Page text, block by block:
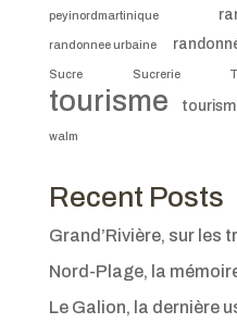
peyinordmartinique
randonnee urbaine
Sucre Sucrerie
tourisme
walm
Recent Posts
Grand’Rivière, sur les
Nord-Plage, la
Le Galion, la dernière